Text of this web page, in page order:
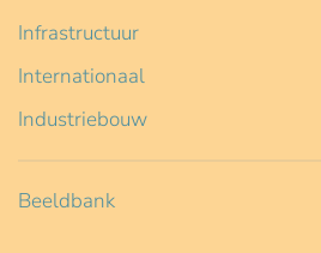
Infrastructuur
Internationaal
Industriebouw
Beeldbank